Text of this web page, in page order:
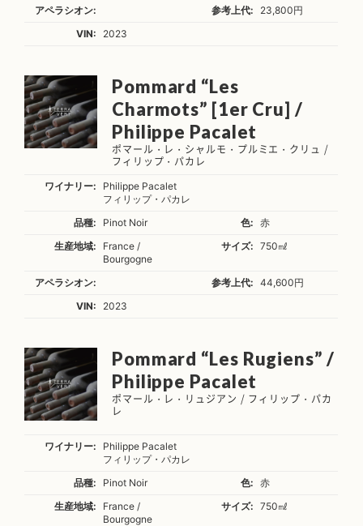
アペラシオン: 参考上代:
23,800円
VIN:
2023
Pommard “Les
Charmots” [1er Cru] /
Philippe Pacalet
ポマール・レ・シャルモ・プルミエ・クリュ /
フィリップ・パカレ
ワイナリー:
Philippe Pacalet
フィリップ・パカレ
品種:
Pinot Noir 色:
赤
生産地域:
France /
Bourgogne
サイズ: 750㎖
アペラシオン: 参考上代:
44,600円
VIN:
2023
Pommard “Les Rugiens” /
Philippe Pacalet
ポマール・レ・リュジアン / フィリップ・パカ
レ
ワイナリー:
Philippe Pacalet
フィリップ・パカレ
品種:
Pinot Noir 色:
赤
生産地域:
France /
Bourgogne
サイズ: 750㎖